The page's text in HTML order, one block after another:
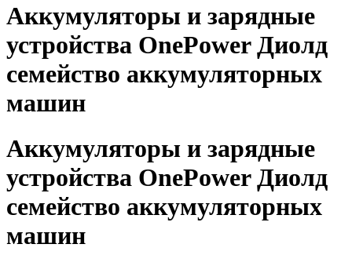
Аккумуляторы и зарядные
устройства OnePower Диолд
семейство аккумуляторных
машин
Аккумуляторы и зарядные
устройства OnePower Диолд
семейство аккумуляторных
машин